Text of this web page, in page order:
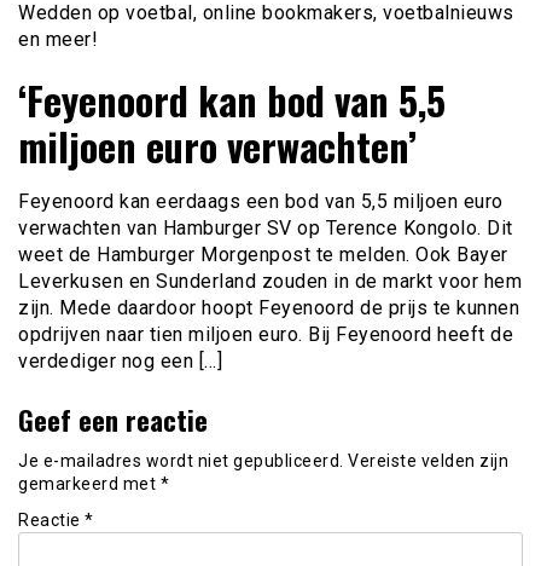
Wedden op voetbal, online bookmakers, voetbalnieuws
en meer!
‘Feyenoord kan bod van 5,5
miljoen euro verwachten’
Feyenoord kan eerdaags een bod van 5,5 miljoen euro
verwachten van Hamburger SV op Terence Kongolo. Dit
weet de Hamburger Morgenpost te melden. Ook Bayer
Leverkusen en Sunderland zouden in de markt voor hem
zijn. Mede daardoor hoopt Feyenoord de prijs te kunnen
opdrijven naar tien miljoen euro. Bij Feyenoord heeft de
verdediger nog een […]
Geef een reactie
Je e-mailadres wordt niet gepubliceerd. Vereiste velden zijn
gemarkeerd met *
Reactie *